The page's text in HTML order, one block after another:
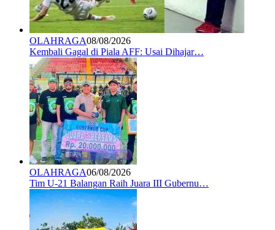
OLAHRAGA08/08/2026
Kembali Gagal di Piala AFF: Usai Dihajar…
OLAHRAGA06/08/2026
Tim U-21 Balangan Raih Juara III Gubernu…